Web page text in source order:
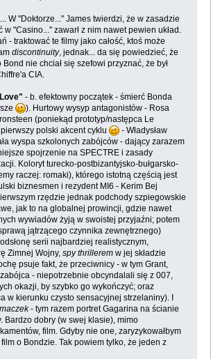
W "Doktorze..." James twierdzi, że w zasadzie
"Casino..." zawarł z nim nawet pewien układ.
- traktować te filmy jako całość, ktoś może
discontinuity, jednak... da się powiedzieć, że
nie chciał się szefowi przyznać, że był
CIA.
- b. efektowny początek - śmierć Bonda
). Hurtowy wysyp antagonistów - Rosa
(poniekąd prototyp/następca Le
polski akcent cyklu
- Władysław
wyspa szkolonych zabójców - dający zarazem
spojrzenie na SPECTRE i zasady
Koloryt turecko-postbizantyjsko-bułgarsko-
raczej: romaki), którego istotną częścią jest
biznesmen i rezydent MI6 - Kerim Bej
rzędzie jednak podchody szpiegowskie
jak to na globalnej prowincji, gdzie nawet
wywiadów żyją w swoistej przyjaźni; potem
jątrzącego czynnika zewnętrznego)
serii najbardziej realistycznym,
Zimnej Wojny, spy thrilleremw jej składzie
psuje fakt, że przeciwnicy - w tym Grant,
- niepotrzebnie obcyndalali się z 007,
okazji, by szybko go wykończyć; oraz
w kierunku czysto sensacyjnej strzelaniny). I
- tym razem portret Gagarina na ścianie
Bardzo dobry (w swej klasie), mimo
film. Gdyby nie one, zaryzykowałbym
o Bondzie. Tak powiem tylko, że jeden z